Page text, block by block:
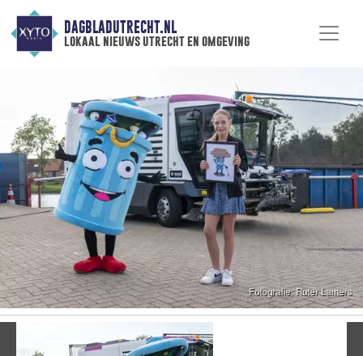
DAGBLADUTRECHT.NL
lokaal nieuws utrecht en omgeving